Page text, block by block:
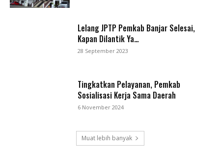
Lelang JPTP Pemkab Banjar Selesai,
Kapan Dilantik Ya…
28 September 2023
Tingkatkan Pelayanan, Pemkab
Sosialisasi Kerja Sama Daerah
6 November 2024
Muat lebih banyak